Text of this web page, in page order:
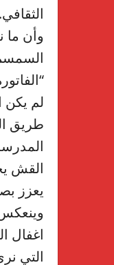
وأن ما
لم يكن
طريق
القش
يعزز
اغفال
التي